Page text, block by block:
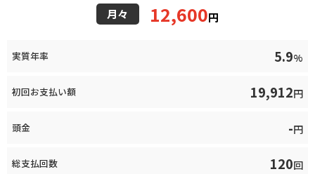
月々 12,600円
実質年率 5.9%
初回お支払い額 19,912円
頭金 -円
総支払回数 120回